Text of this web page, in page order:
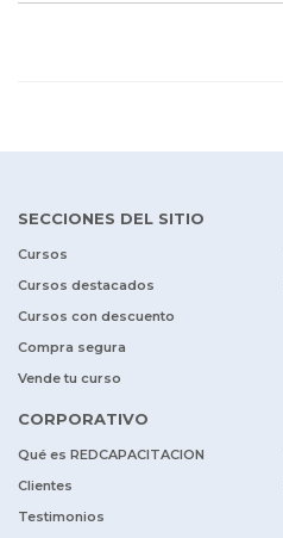
SECCIONES DEL SITIO
Cursos
Cursos destacados
Cursos con descuento
Compra segura
Vende tu curso
CORPORATIVO
Qué es REDCAPACITACION
Clientes
Testimonios